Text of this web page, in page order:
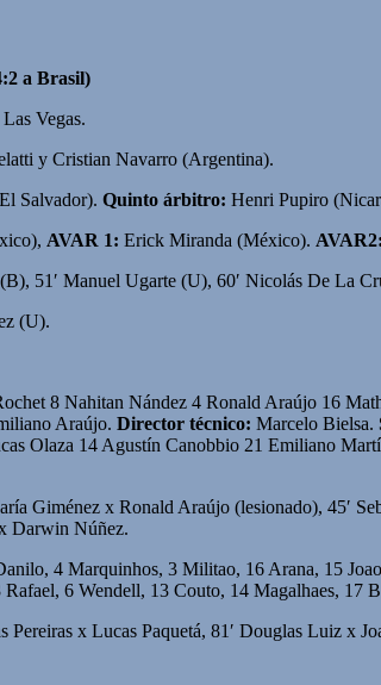
a Brasil)
Vegas.
y Cristian Navarro (Argentina).
Salvador). Quinto árbitro: Henri Pupiro
AVAR 1: Erick Miranda (México). AVAR2:
51′ Manuel Ugarte (U), 60′ Nicolás De La
(U).
8 Nahitan Nández 4 Ronald Araújo 16
Araújo. Director técnico: Marcelo Bielsa.
Olaza 14 Agustín Canobbio 21 Emiliano
Giménez x Ronald Araújo (lesionado), 45′
Darwin Núñez.
4 Marquinhos, 3 Militao, 16 Arana, 15
Rafael, 6 Wendell, 13 Couto, 14 Magalhaes, 17
Pereiras x Lucas Paquetá, 81′ Douglas Luiz x